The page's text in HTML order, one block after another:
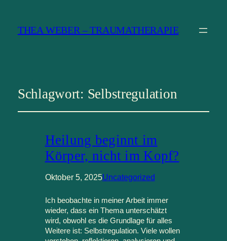
THEA WEBER – TRAUMATHERAPIE
Schlagwort: Selbstregulation
Heilung beginnt im
Körper, nicht im Kopf?
Oktober 5, 2025Uncategorized
Ich beobachte in meiner Arbeit immer
wieder, dass ein Thema unterschätzt
wird, obwohl es die Grundlage für alles
Weitere ist: Selbstregulation. Viele wollen